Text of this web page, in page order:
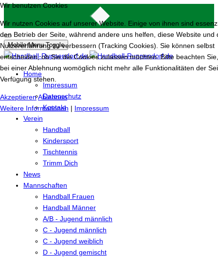
Mobile Menu Toggle
Home
Impressum
Datenschutz
Kontakt
Verein
Handball
Kindersport
Tischtennis
Trimm Dich
News
Mannschaften
Handball Frauen
Handball Männer
A/B - Jugend männlich
C - Jugend männlich
C - Jugend weiblich
D - Jugend gemischt
Wir benutzen Cookies
Wir nutzen Cookies auf unserer Website. Einige von ihnen sind
den Betrieb der Seite, während andere uns helfen, diese Website und
Nutzererfahrung zu verbessern (Tracking Cookies). Sie können selbst
entscheiden, ob Sie die Cookies zulassen möchten. Bitte beachten
bei einer Ablehnung womöglich nicht mehr alle Funktionalitäten der
Verfügung stehen.
AkzeptierenAblehnen
Weitere Informationen | Impressum